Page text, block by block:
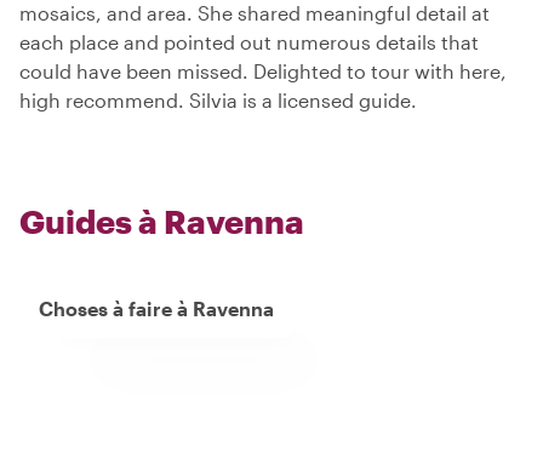
mosaics, and area. She shared meaningful detail at
each place and pointed out numerous details that
could have been missed. Delighted to tour with here,
high recommend. Silvia is a licensed guide.
Guides à Ravenna
Choses à faire à Ravenna